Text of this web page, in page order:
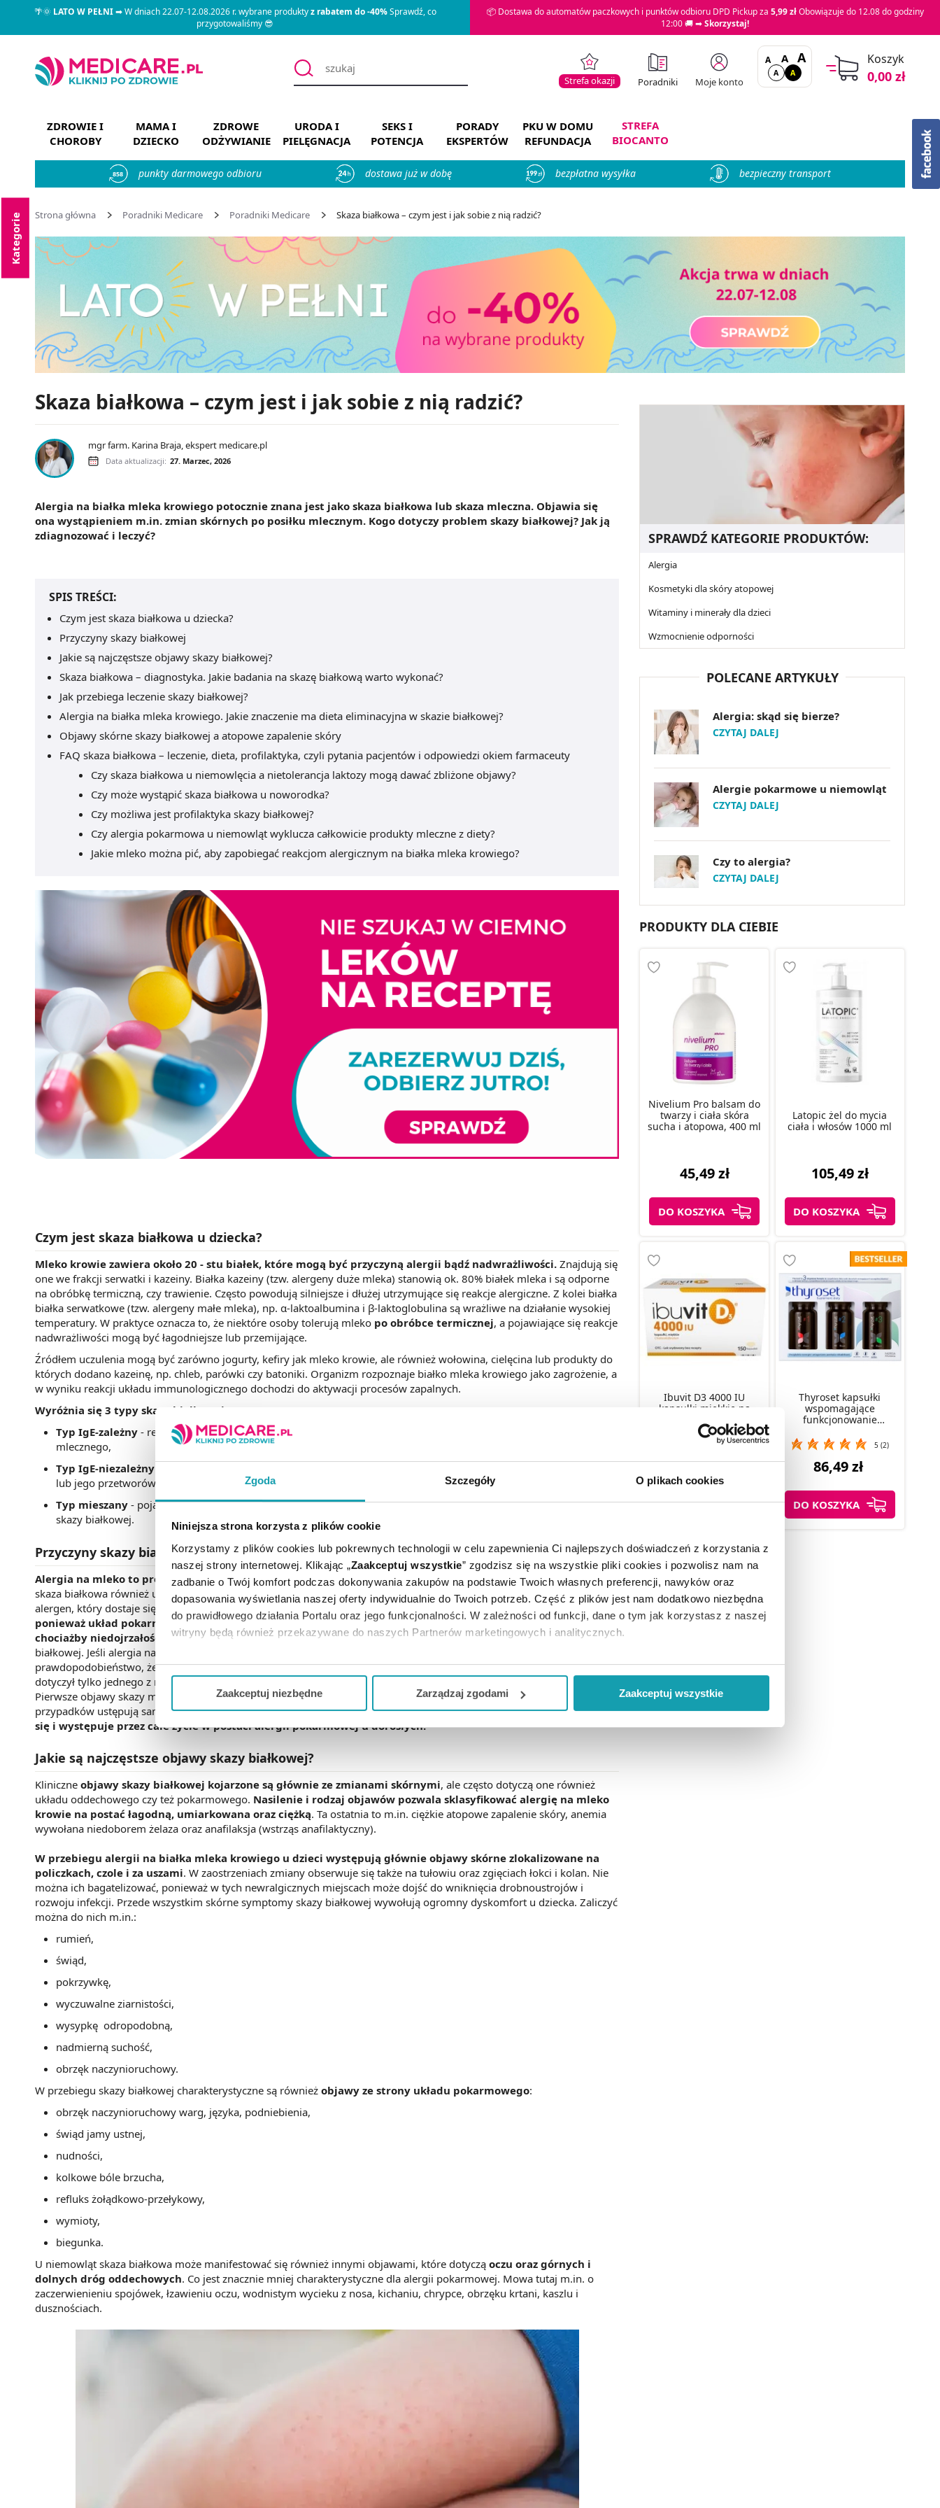
Zgoda Szczegóły O plikach cookies
Niniejsza strona korzysta z plików cookie
Korzystamy z plików cookies lub pokrewnych technologii w celu zapewnienia Ci najlepszych doświadczeń z korzystania z
naszej strony internetowej. Klikając „Zaakceptuj wszystkie” zgodzisz się na wszystkie pliki cookies i pozwolisz nam na
zadbanie o Twój komfort podczas dokonywania zakupów na podstawie Twoich własnych preferencji, nawyków oraz
dopasowania wyświetlania naszej oferty indywidualnie do Twoich potrzeb. Część z plików jest nam dodatkowo niezbędna
do prawidłowego działania Portalu oraz jego funkcjonalności. W zależności od funkcji, dane o tym jak korzystasz z naszej
witryny będą również przekazywane do naszych Partnerów marketingowych i analitycznych.
Jeżeli chcesz dostosować swoją zgodę i wybrać tylko niektóre dodatkowe funkcje, z którymi wiąże się zbieranie danych o
Ciebie danych, które nie są niezbędne dla funkcjonowania Strony. Będzie się to jednak wiązało z brakiem dostępu do
Zaakceptuj niezbędne Zarządzaj zgodami Zaakceptuj wszystkie
🌴🌞LATO W PEŁNI➡ W dniach 22.07-12.08.2026 r. wybrane produktyz rabatem do -40%Sprawdź, co
przygotowaliśmy 😎
📦 Dostawa do automatów paczkowych i punktów odbioru DPD Pickup za 5,99 złObowiązuje do 12.08 do godziny
12:00 🚚 ➡Skorzystaj!
Strefa okazji Poradniki Moje konto
A A A
A A
Koszyk
0,00 zł
ZDROWIE I
CHOROBY
MAMA I
DZIECKO
ZDROWE
ODŻYWIANIE
URODA I
PIELĘGNACJA
SEKS I
POTENCJA
PORADY
EKSPERTÓW
PKU W DOMU
REFUNDACJA
STREFA
BIOCANTO
858 punkty darmowego odbioru dostawa już w dobę bezpłatna wysyłka bezpieczny transport
Strona główna Poradniki Medicare Poradniki Medicare Skaza białkowa – czym jest i jak sobie z nią radzić?
Kategorie
Skaza białkowa – czym jest i jak sobie z nią radzić?
mgr farm. Karina Braja, ekspert medicare.pl
Data aktualizacji: 27. Marzec, 2026
Alergia na białka mleka krowiego potocznie znana jest jako skaza białkowa lub skaza mleczna. Objawia się
ona wystąpieniem m.in. zmian skórnych po posiłku mlecznym. Kogo dotyczy problem skazy białkowej? Jak ją
zdiagnozować i leczyć?
SPIS TREŚCI:
Czym jest skaza białkowa u dziecka?
Przyczyny skazy białkowej
Jakie są najczęstsze objawy skazy białkowej?
Skaza białkowa – diagnostyka. Jakie badania na skazę białkową warto wykonać?
Jak przebiega leczenie skazy białkowej?
Alergia na białka mleka krowiego. Jakie znaczenie ma dieta eliminacyjna w skazie białkowej?
Objawy skórne skazy białkowej a atopowe zapalenie skóry
FAQ skaza białkowa – leczenie, dieta, profilaktyka, czyli pytania pacjentów i odpowiedzi okiem farmaceuty
Czy skaza białkowa u niemowlęcia a nietolerancja laktozy mogą dawać zbliżone objawy?
Czy może wystąpić skaza białkowa u noworodka?
Czy możliwa jest profilaktyka skazy białkowej?
Czy alergia pokarmowa u niemowląt wyklucza całkowicie produkty mleczne z diety?
Jakie mleko można pić, aby zapobiegać reakcjom alergicznym na białka mleka krowiego?
Czym jest skaza białkowa u dziecka?
Mleko krowie zawiera około 20 - stu białek, które mogą być przyczyną alergii bądź nadwrażliwości. Znajdują się
one we frakcji serwatki i kazeiny. Białka kazeiny (tzw. alergeny duże mleka) stanowią ok. 80% białek mleka i są odporne
na obróbkę termiczną, czy trawienie. Często powodują silniejsze i dłużej utrzymujące się reakcje alergiczne. Z kolei białka
białka serwatkowe (tzw. alergeny małe mleka), np. α-laktoalbumina i β-laktoglobulina są wrażliwe na działanie wysokiej
temperatury. W praktyce oznacza to, że niektóre osoby tolerują mleko po obróbce termicznej, a pojawiające się reakcje
nadwrażliwości mogą być łagodniejsze lub przemijające.
Źródłem uczulenia mogą być zarówno jogurty, kefiry jak mleko krowie, ale również wołowina, cielęcina lub produkty do
których dodano kazeinę, np. chleb, parówki czy batoniki. Organizm rozpoznaje białko mleka krowiego jako zagrożenie, a
w wyniku reakcji układu immunologicznego dochodzi do aktywacji procesów zapalnych.
Wyróżnia się 3 typy skazy białkowej:
Typ IgE-zależny - reakcja natychmiastowa, tzn. objawy pojawiają się w zwykle w kilka minut po spożyciu produktu
mlecznego,
Typ IgE-niezależny
lub jego przetworów; tego typu skazę białkową rozpoznaje się zwykle u niemowląt,
Typ mieszany - pojawiają się zarówno reakcje natychmiastowe, jak i opóźnione, co znacznie utrudnia diagnostykę
skazy białkowej.
Przyczyny skazy białkowej
Alergia na mleko to problem przede wszystkim u dzieci karmionych mieszanką mleczną.Chociaż zdarza się
skaza białkowa również u małych dzieci karmionych mlekiem matki. Białka mleka krowiego to w zasadzie pierwszy
alergen, który dostaje się do ich organizmu na drodze pokarmowej.Problem ten dotyka od 2 do 3 % niemowląt,
ponieważ układ pokarmowy dziecka nie jest wystarczająco rozwinięty, a czynnikiem predysponującym jest
chociażby niedojrzałość bariery jelitowej. Predyspozycje genetycznerównież wpływają na wystąpienie skazy
białkowej. Jeśli alergia na białko mleka krowiego pojawiła się we wczesnym dzieciństwie u obojga rodziców to
prawdopodobieństwo, że objawy skazy białkowej pojawiają się u ich potomka wynosi 70%. W przypadku gdy problem
dotyczył tylko jednego z rodziców - 30%, a gdy brak jest alergii na nabiał w rodzinie to wynosi ono zaledwie 5-15%.
Pierwsze objawy skazy mlecznej uwidaczniają się w okolicach 2 - giego, a nawet 3 - ciego miesiąca życia i w większości
przypadków ustępują samoistnie około 3 - ciego roku życia.Tylko w niektórych sytuacjach skaza białkowa utrwala
się i występuje przez całe życie w postaci alergii pokarmowej u dorosłych.
Jakie są najczęstsze objawy skazy białkowej?
Kliniczne objawy skazy białkowej kojarzone są głównie ze zmianami skórnymi, ale często dotyczą one również
układu oddechowego czy też pokarmowego. Nasilenie i rodzaj objawów pozwala sklasyfikować alergię na mleko
krowie na postać łagodną, umiarkowana oraz ciężką. Ta ostatnia to m.in. ciężkie atopowe zapalenie skóry, anemia
wywołana niedoborem żelaza oraz anafilaksja (wstrząs anafilaktyczny).
W przebiegu alergii na białka mleka krowiego u dzieci występują głównie objawy skórne zlokalizowane na
policzkach, czole i za uszami. W zaostrzeniach zmiany obserwuje się także na tułowiu oraz zgięciach łokci i kolan. Nie
można ich bagatelizować, ponieważ w tych newralgicznych miejscach może dojść do wniknięcia drobnoustrojów i
rozwoju infekcji. Przede wszystkim skórne symptomy skazy białkowej wywołują ogromny dyskomfort u dziecka. Zaliczyć
można do nich m.in.:
rumień,
świąd,
pokrzywkę,
wyczuwalne ziarnistości,
wysypkę odropodobną,
nadmierną suchość,
obrzęk naczynioruchowy.
W przebiegu skazy białkowej charakterystyczne są również objawy ze strony układu pokarmowego:
obrzęk naczynioruchowy warg, języka, podniebienia,
świąd jamy ustnej,
nudności,
kolkowe bóle brzucha,
refluks żołądkowo-przełykowy,
wymioty,
biegunka.
U niemowląt skaza białkowa może manifestować się również innymi objawami, które dotyczą oczu oraz górnych i
dolnych dróg oddechowych. Co jest znacznie mniej charakterystyczne dla alergii pokarmowej. Mowa tutaj m.in. o
zaczerwienieniu spojówek, łzawieniu oczu, wodnistym wycieku z nosa, kichaniu, chrypce, obrzęku krtani, kaszlu i
dusznościach.
SPRAWDŹ KATEGORIE PRODUKTÓW:
Alergia
Kosmetyki dla skóry atopowej
Witaminy i minerały dla dzieci
Wzmocnienie odporności
POLECANE ARTYKUŁY
Alergia: skąd się bierze?
CZYTAJ DALEJ
Alergie pokarmowe u niemowląt
CZYTAJ DALEJ
Czy to alergia?
CZYTAJ DALEJ
PRODUKTY DLA CIEBIE
Nivelium Pro balsam do
twarzy i ciała skóra
sucha i atopowa, 400 ml
45,49 zł
DO KOSZYKA
Latopic żel do mycia
ciała i włosów 1000 ml
105,49 zł
DO KOSZYKA
Ibuvit D3 4000 IU
kapsułki miękkie na
150 szt.
44,99 zł
DO KOSZYKA
Thyroset kapsułki
wspomagające
funkcjonowanie
5 (2)
86,49 zł
DO KOSZYKA